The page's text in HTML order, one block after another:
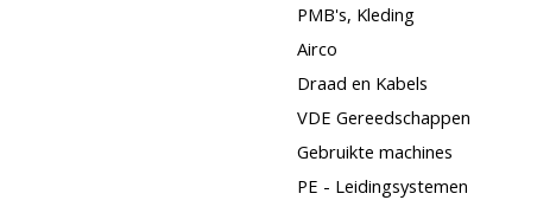
PMB's, Kleding
Airco
Draad en Kabels
VDE Gereedschappen
Gebruikte machines
PE - Leidingsystemen